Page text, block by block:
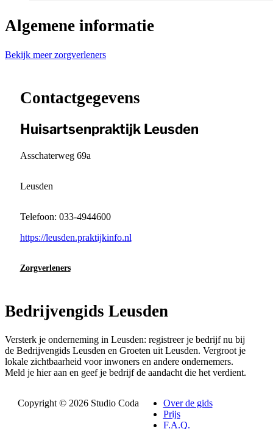
Algemene informatie
Bekijk meer zorgverleners
−
Leaflet
Contactgegevens
Huisartsenpraktijk Leusden
Asschaterweg 69a
Leusden
Telefoon: 033-4944600
https://leusden.praktijkinfo.nl
Zorgverleners
Bedrijvengids Leusden
Versterk je onderneming in Leusden: registreer je bedrijf nu bij
de Bedrijvengids Leusden en Groeten uit Leusden. Vergroot je
lokale zichtbaarheid voor inwoners en andere ondernemers.
Meld je hier aan en geef je bedrijf de aandacht die het verdient.
Copyright © 2026 Studio Coda
Over de gids
Prijs
F.A.Q.